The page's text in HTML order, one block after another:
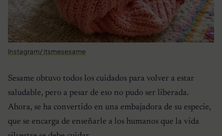
Instagram/ itsmesesame
Sesame obtuvo todos los cuidados para volver a estar
saludable, pero a pesar de eso no pudo ser liberada.
Ahora, se ha convertido en una embajadora de su especie,
que se encarga de enseñarle a los humanos que la vida